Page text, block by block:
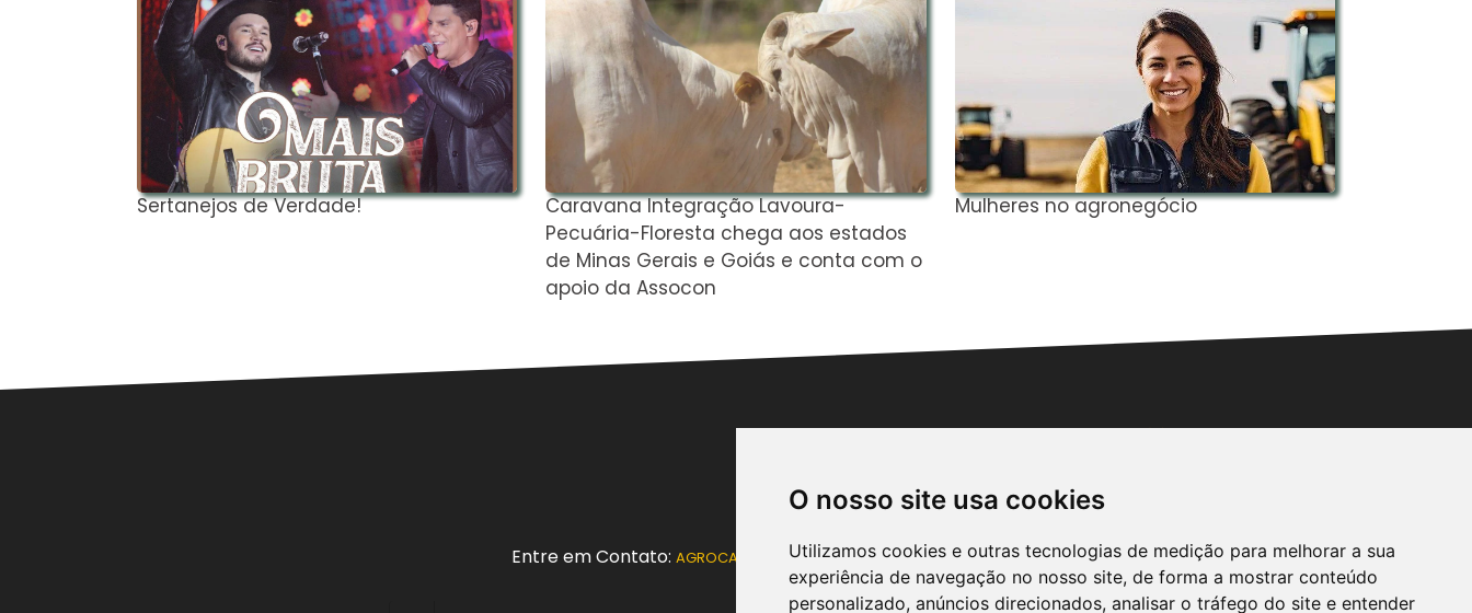
O nosso site usa cookies
Utilizamos cookies e outras tecnologias de medição para melhorar a sua
experiência de navegação no nosso site, de forma a mostrar conteúdo
personalizado, anúncios direcionados, analisar o tráfego do site e entender
Sertanejos de Verdade!
Caravana Integração Lavoura-
Pecuária-Floresta chega aos estados
de Minas Gerais e Goiás e conta com o
apoio da Assocon
Mulheres no agronegócio
Entre em Contato: AGROCAMPOINFORMATIVO@GMAIL.COM